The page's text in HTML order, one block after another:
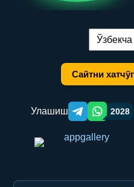
Тилни
Сайтни
Улашиш Telegram orqali
WhatsApp
2028